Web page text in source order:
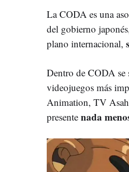
La CODA es una
del gobierno
plano internacional,
Dentro de CODA se
videojuegos más
Animation, TV
presente nada